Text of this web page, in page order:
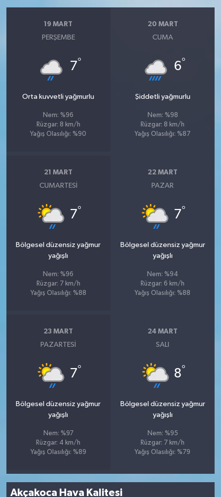
19 MART
PERŞEMBE
7°
Orta kuvvetli yağmurlu
Nem: %96
Rüzgar: 8 km/h
Yağış Olasılığı: %90
20 MART
CUMA
6°
Şiddetli yağmurlu
Nem: %98
Rüzgar: 8 km/h
Yağış Olasılığı: %87
21 MART
CUMARTESI
7°
Bölgesel düzensiz yağmur
yağışlı
Nem: %96
Rüzgar: 7 km/h
Yağış Olasılığı: %88
22 MART
PAZAR
7°
Bölgesel düzensiz yağmur
yağışlı
Nem: %94
Rüzgar: 6 km/h
Yağış Olasılığı: %88
23 MART
PAZARTESI
7°
Bölgesel düzensiz yağmur
yağışlı
Nem: %97
Rüzgar: 4 km/h
Yağış Olasılığı: %89
24 MART
SALI
8°
Bölgesel düzensiz yağmur
yağışlı
Nem: %95
Rüzgar: 7 km/h
Yağış Olasılığı: %79
Akçakoca Hava Kalitesi